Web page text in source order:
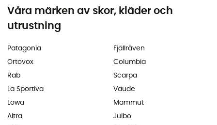
Våra märken av skor, kläder och
utrustning
Patagonia
Ortovox
Rab
La Sportiva
Lowa
Altra
Fjällräven
Columbia
Scarpa
Vaude
Mammut
Julbo